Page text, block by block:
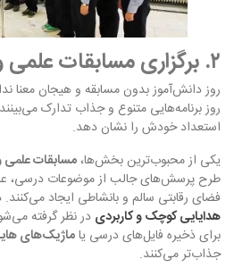
۲. برگزاری مسابقات علمی و سرگرمی
روز دانش‌آموز بدون مسابقه و هیجان معنا
روز برنامه‌هایی متنوع و جذاب تدارک
استعداد خودش را نشان دهد.
یکی از محبوب‌ترین بخش‌ها، مسابقات علمی
طرح پرسش‌های جالب از موضوعات درسی،
فضای رقابتی سالم و بانشاطی ایجاد می‌کنند.
هدایایی کوچک و کاربردی در نظر گرفته
برای ذخیره فایل‌های درسی یاماژیک‌های
جذاب‌تر می‌کنند.